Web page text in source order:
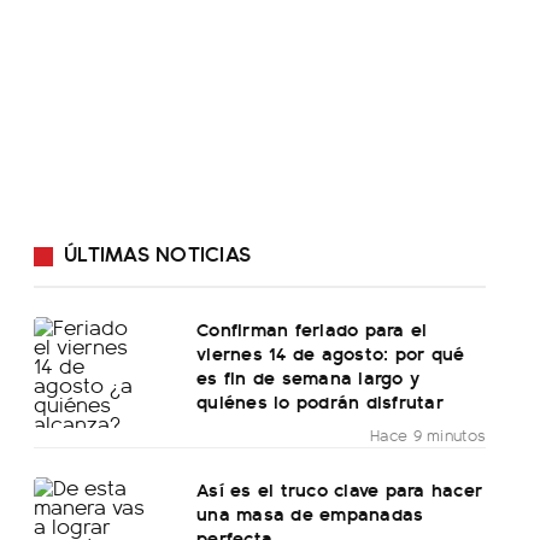
ÚLTIMAS NOTICIAS
Confirman feriado para el
viernes 14 de agosto: por qué
es fin de semana largo y
quiénes lo podrán disfrutar
Hace 9 minutos
Así es el truco clave para hacer
una masa de empanadas